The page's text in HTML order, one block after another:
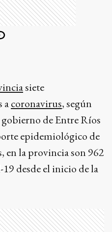
siete
acoronavirus, según
de Entre Ríos
epidemiológico de
en la provincia son 962
desde el inicio de la